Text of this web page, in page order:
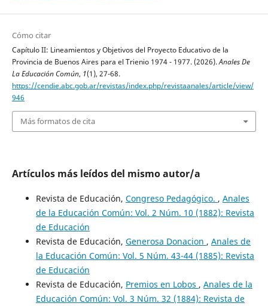
Cómo citar
Capítulo II: Lineamientos y Objetivos del Proyecto Educativo de la
Provincia de Buenos Aires para el Trienio 1974 - 1977. (2026).Anales De
La Educación Común, 1(1), 27-68.
https://cendie.abc.gob.ar/revistas/index.php/revistaanales/article/view/
946
Más formatos de cita
Artículos más leídos del mismo autor/a
Revista de Educación, Congreso Pedagógico. , Anales
de la Educación Común: Vol. 2 Núm. 10 (1882): Revista
de Educación
Revista de Educación, Generosa Donacion , Anales de
la Educación Común: Vol. 5 Núm. 43-44 (1885): Revista
de Educación
Revista de Educación, Premios en Lobos , Anales de la
Educación Común: Vol. 3 Núm. 32 (1884): Revista de